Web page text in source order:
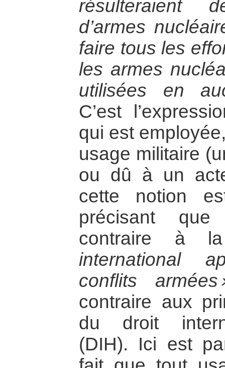
résulteraient
d’armes
faire tous les
les armes
utilisées en
C’est
qui est
usage militaire
ou dû à un
cette notion
précisant
contraire à
international
conflits armées
contraire aux
du droit
(DIH). Ici est